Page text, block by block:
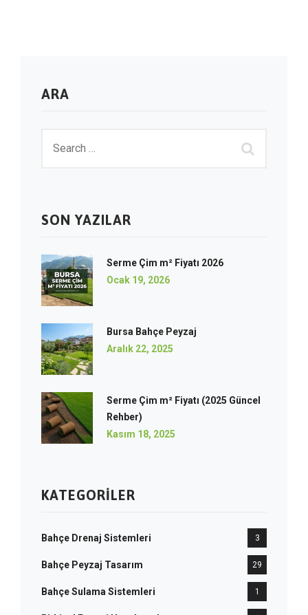
ARA
SON YAZILAR
Serme Çim m² Fiyatı 2026
Ocak 19, 2026
Bursa Bahçe Peyzaj
Aralık 22, 2025
Serme Çim m² Fiyatı (2025 Güncel
Rehber)
Kasım 18, 2025
KATEGORILER
Bahçe Drenaj Sistemleri 3
Bahçe Peyzaj Tasarım 29
Bahçe Sulama Sistemleri 1